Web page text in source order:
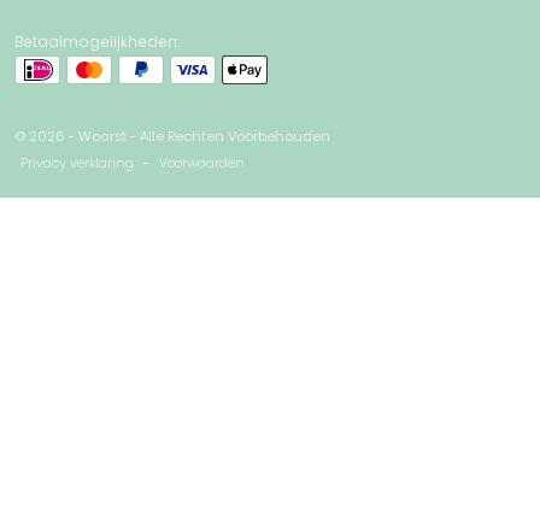
Betaalmogelijkheden:
© 2026 - Woarst - Alle Rechten Voorbehouden
Privacy verklaring - Voorwaarden